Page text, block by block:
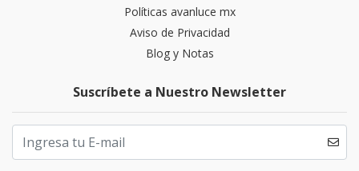
Políticas avanluce mx
Aviso de Privacidad
Blog y Notas
Suscríbete a Nuestro Newsletter